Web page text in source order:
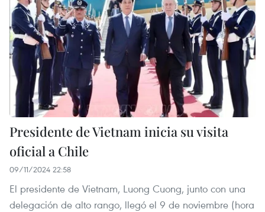
Presidente de Vietnam inicia su visita
oficial a Chile
09/11/2024 22:58
El presidente de Vietnam, Luong Cuong, junto con una
delegación de alto rango, llegó el 9 de noviembre (hora